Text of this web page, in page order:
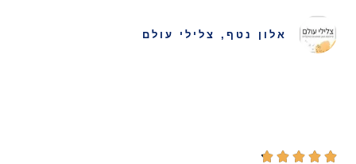
אלון נטף, צלילי עולם




